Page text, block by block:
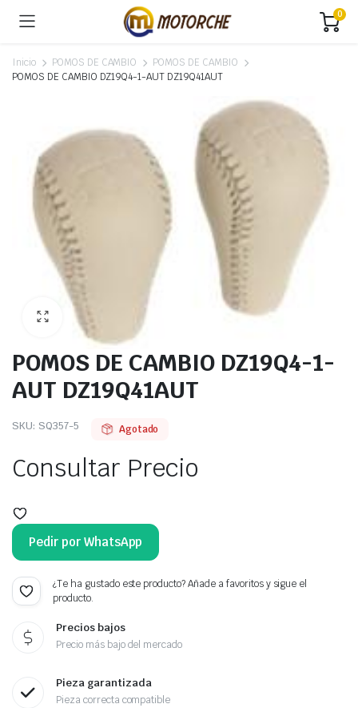
0
Inicio POMOS DE CAMBIO
POMOS DE CAMBIO
POMOS DE CAMBIO DZ19Q4-1-AUT DZ19Q41AUT
POMOS DE CAMBIO DZ19Q4-1-
AUT DZ19Q41AUT
SKU: SQ357-5 Agotado
Consultar Precio
Pedir por WhatsApp
¿Te ha gustado este producto? Añade a favoritos y sigue el
producto.
Precios bajos
Precio más bajo del mercado
Pieza garantizada
Pieza correcta compatible